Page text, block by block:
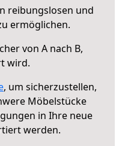
reibungslosen und
ermöglichen.
von A nach B,
wird.
, um sicherzustellen,
Möbelstücke
in Ihre neue
werden.